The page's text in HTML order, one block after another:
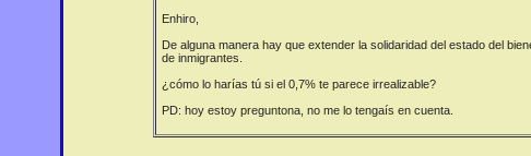
Enhiro,
De alguna manera hay que extender la solidaridad del estado del
de inmigrantes.
¿cómo lo harías tú si el 0,7% te parece irrealizable?
PD: hoy estoy preguntona, no me lo tengaís en cuenta.